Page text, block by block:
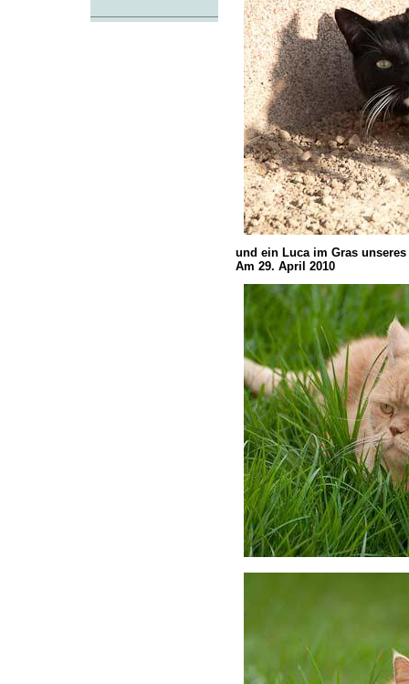
und ein Luca im Gras unseres
Am 29. April 2010